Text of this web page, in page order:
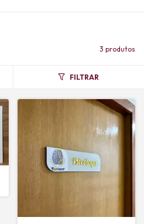
3 produtos
FILTRAR